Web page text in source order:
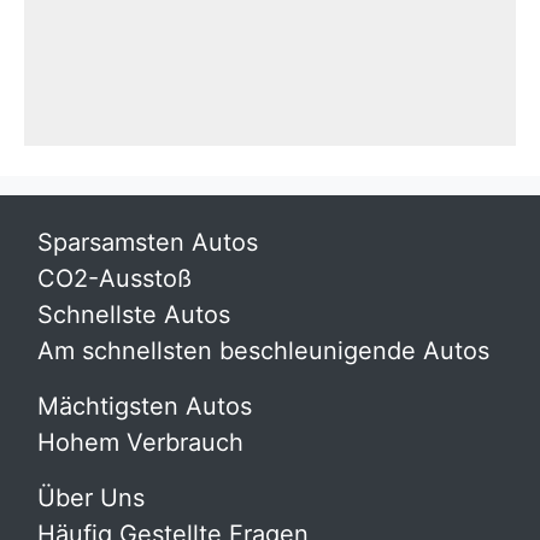
Sparsamsten Autos
CO2-Ausstoß
Schnellste Autos
Am schnellsten beschleunigende Autos
Mächtigsten Autos
Hohem Verbrauch
Über Uns
Häufig Gestellte Fragen